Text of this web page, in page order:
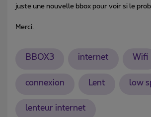
juste une nouvelle bbox pour voir si le
Merci.
BBOX3 internet Wifi
connexion Lent low
lenteur internet